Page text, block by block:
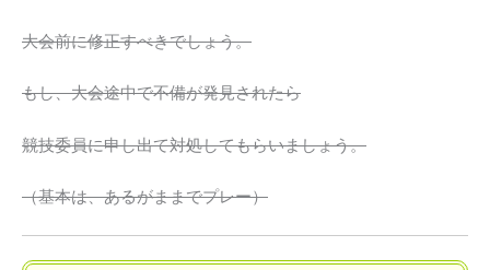
大会前に修正すべきでしょう。
もし、大会途中で不備が発見されたら
競技委員に申し出て対処してもらいましょう。
（基本は、あるがままでプレー）